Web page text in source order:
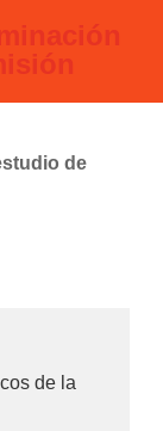
de
de la